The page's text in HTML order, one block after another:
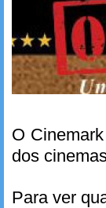
O
dos
Para ver